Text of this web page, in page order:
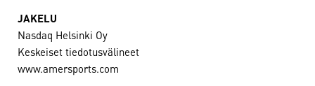
JAKELU
Nasdaq Helsinki Oy
Keskeiset tiedotusvälineet
www.amersports.com